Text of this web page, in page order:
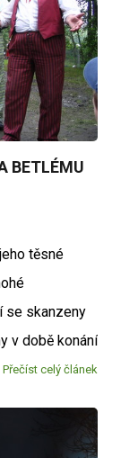
BETLÉMU
těsné
se skanzeny
v době konání
Přečíst celý článek